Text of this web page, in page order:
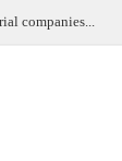
companies...